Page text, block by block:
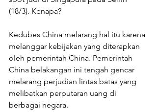
(18/3). Kenapa?
Kedubes China melarang hal itu karena
melanggar kebijakan yang diterapkan
oleh pemerintah China. Pemerintah
China belakangan ini tengah gencar
melarang perjudian lintas batas yang
melibatkan perputaran uang di
berbagai negara.